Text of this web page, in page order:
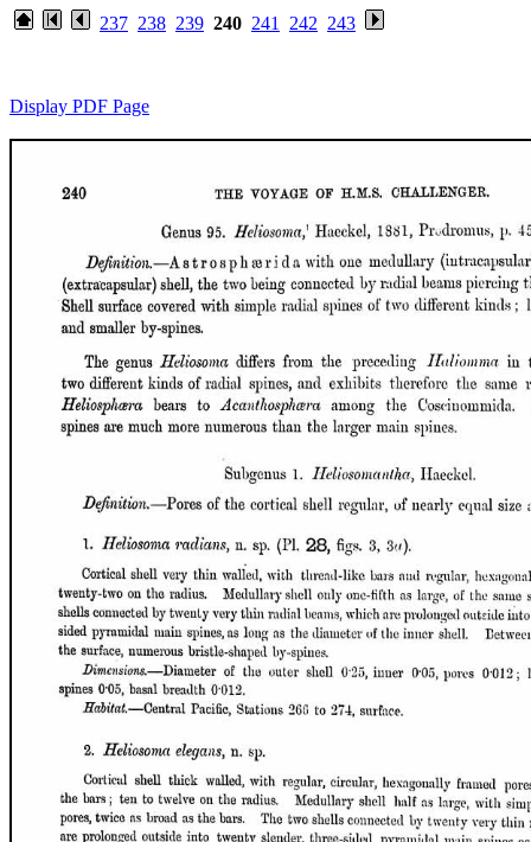
237 238 239 240 241 242 243
Display PDF Page